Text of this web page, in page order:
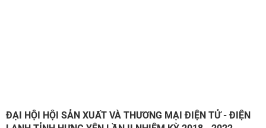
ĐẠI HỘI HỘI SẢN XUẤT VÀ THƯƠNG MẠI ĐIỆN TỬ - ĐIỆN